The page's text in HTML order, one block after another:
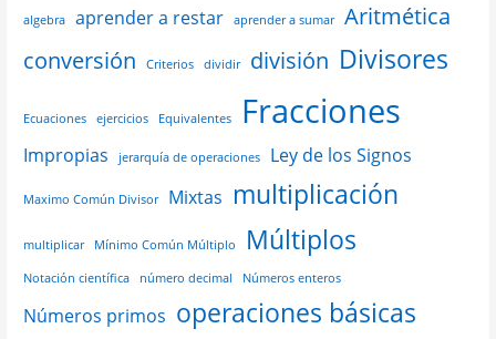
algebra aprender a restar aprender a sumar
Aritmética
conversión
Criterios dividir división Divisores
Ecuaciones ejercicios Equivalentes Fracciones
Impropias jerarquía de operaciones Ley de los Signos
Maximo Común Divisor Mixtas multiplicación
multiplicar Mínimo Común Múltiplo Múltiplos
Notación científica número decimal Números enteros
Números primos operaciones básicas